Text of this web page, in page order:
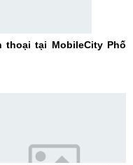
thoại tại MobileCity Phố